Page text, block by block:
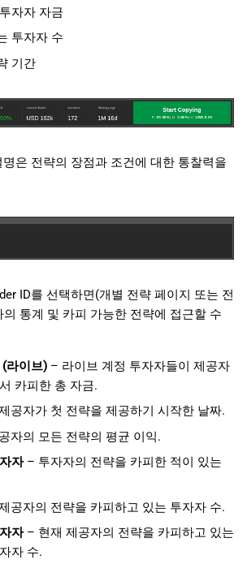
자자 자금
투자자 수
기간
은 전략의 장점과 조건에 대한 통찰력을
ID를 선택하면(개별 전략 페이지 또는 전
통계 및 카피 가능한 전략에 접근할 수
라이브)– 라이브 계정 투자자들이 제공자
카피한 총 자금.
공자가 첫 전략을 제공하기 시작한 날짜.
자의 모든 전략의 평균 이익.
자– 투자자의 전략을 카피한 적이 있는
공자의 전략을 카피하고 있는 투자자 수.
자– 현재 제공자의 전략을 카피하고 있는
자 수.